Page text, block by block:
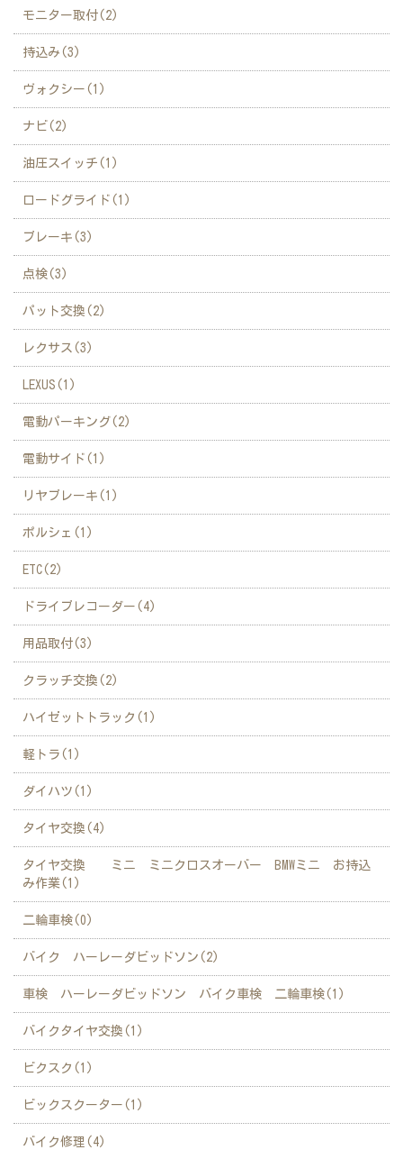
モニター取付(2)
持込み(3)
ヴォクシー(1)
ナビ(2)
油圧スイッチ(1)
ロードグライド(1)
ブレーキ(3)
点検(3)
パット交換(2)
レクサス(3)
LEXUS(1)
電動パーキング(2)
電動サイド(1)
リヤブレーキ(1)
ポルシェ(1)
ETC(2)
ドライブレコーダー(4)
用品取付(3)
クラッチ交換(2)
ハイゼットトラック(1)
軽トラ(1)
ダイハツ(1)
タイヤ交換(4)
タイヤ交換 ミニ ミニクロスオーバー BMWミニ お持込
み作業(1)
二輪車検(0)
バイク ハーレーダビッドソン(2)
車検 ハーレーダビッドソン バイク車検 二輪車検(1)
バイクタイヤ交換(1)
ビクスク(1)
ビックスクーター(1)
バイク修理(4)